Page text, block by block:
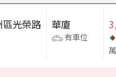
光榮路
華廈
有車位
萬